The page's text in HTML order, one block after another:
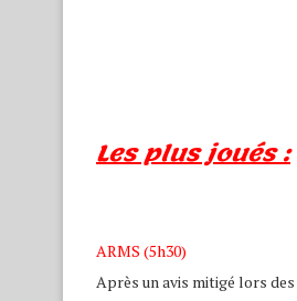
Les plus joués :
ARMS (5h30)
Après un avis mitigé lors des